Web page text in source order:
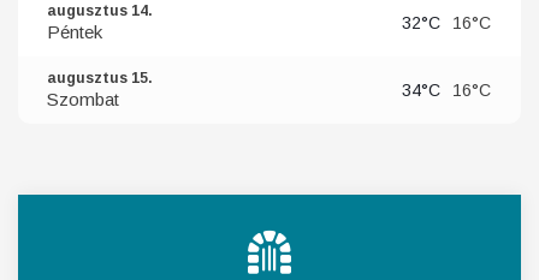
augusztus 14.
Péntek 32°C 16°C
augusztus 15.
Szombat 34°C 16°C